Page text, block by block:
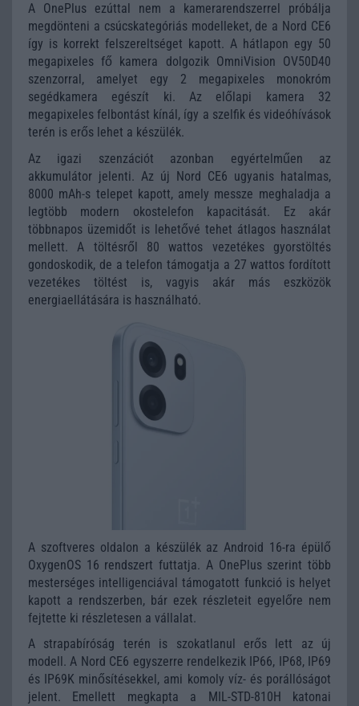
A OnePlus ezúttal nem a kamerarendszerrel próbálja
megdönteni a csúcskategóriás modelleket, de a Nord CE6
így is korrekt felszereltséget kapott. A hátlapon egy 50
megapixeles fő kamera dolgozik OmniVision OV50D40
szenzorral, amelyet egy 2 megapixeles monokróm
segédkamera egészít ki. Az előlapi kamera 32
megapixeles felbontást kínál, így a szelfik és videóhívások
terén is erős lehet a készülék.
Az igazi szenzációt azonban egyértelműen az
akkumulátor jelenti. Az új Nord CE6 ugyanis hatalmas,
8000 mAh-s telepet kapott, amely messze meghaladja a
legtöbb modern okostelefon kapacitását. Ez akár
többnapos üzemidőt is lehetővé tehet átlagos használat
mellett. A töltésről 80 wattos vezetékes gyorstöltés
gondoskodik, de a telefon támogatja a 27 wattos fordított
vezetékes töltést is, vagyis akár más eszközök
energiaellátására is használható.
A szoftveres oldalon a készülék az Android 16-ra épülő
OxygenOS 16 rendszert futtatja. A OnePlus szerint több
mesterséges intelligenciával támogatott funkció is helyet
kapott a rendszerben, bár ezek részleteit egyelőre nem
fejtette ki részletesen a vállalat.
A strapabíróság terén is szokatlanul erős lett az új
modell. A Nord CE6 egyszerre rendelkezik IP66, IP68, IP69
és IP69K minősítésekkel, ami komoly víz- és porállóságot
jelent. Emellett megkapta a MIL-STD-810H katonai